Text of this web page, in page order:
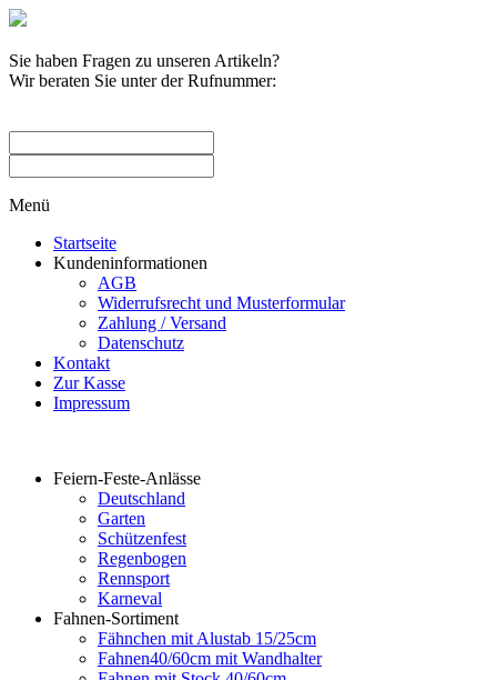
Sie haben Fragen zu unseren Artikeln?
Wir beraten Sie unter der Rufnummer:
Menü
Startseite
Kundeninformationen
AGB
Widerrufsrecht und Musterformular
Zahlung / Versand
Datenschutz
Kontakt
Zur Kasse
Impressum
Feiern-Feste-Anlässe
Deutschland
Garten
Schützenfest
Regenbogen
Rennsport
Karneval
Fahnen-Sortiment
Fähnchen mit Alustab 15/25cm
Fahnen40/60cm mit Wandhalter